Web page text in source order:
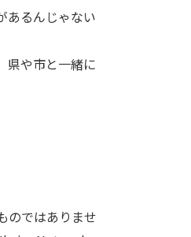
あるんじゃない
県や市と一緒に
のではありませ